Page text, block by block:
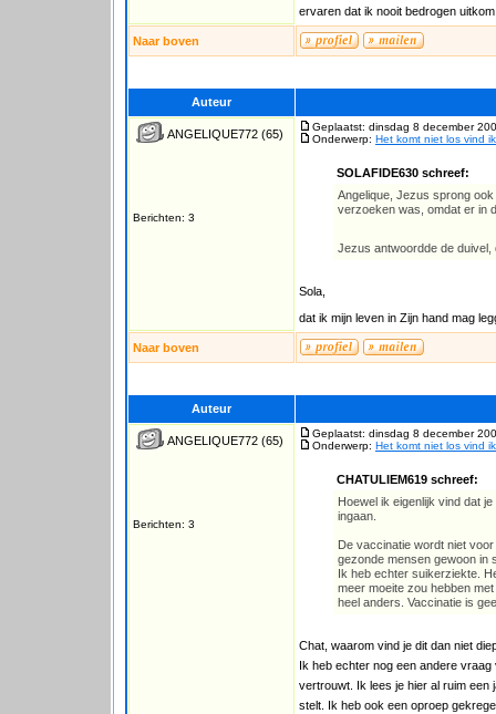
ervaren dat ik nooit bedrogen
Naar boven
Auteur
ANGELIQUE772 (65)
Berichten: 3
Geplaatst: dinsdag 8 december
Onderwerp: Het komt niet los vind
SOLAFIDE630 schreef:
Angelique, Jezus sprong
verzoeken was, omdat er in
Jezus antwoordde de
Sola,
dat ik mijn leven in Zijn hand mag
Naar boven
Auteur
ANGELIQUE772 (65)
Berichten: 3
Geplaatst: dinsdag 8 december
Onderwerp: Het komt niet los vind
CHATULIEM619 schreef:
Hoewel ik eigenlijk vind dat
ingaan.
De vaccinatie wordt niet
gezonde mensen gewoon in
Ik heb echter suikerziekte.
meer moeite zou hebben
heel anders. Vaccinatie is
Chat, waarom vind je dit dan niet
Ik heb echter nog een andere
vertrouwt. Ik lees je hier al ruim een
stelt. Ik heb ook een oproep